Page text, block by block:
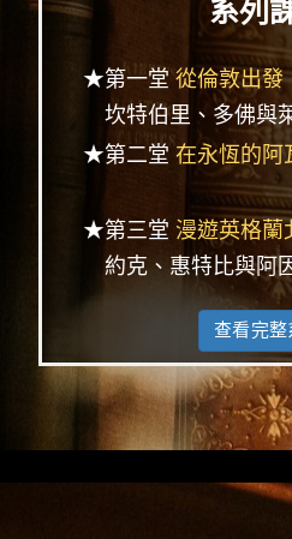
系列
★第一堂從倫敦出發
坎特伯里、多佛與
★第二堂 在永恆的阿
★第三堂 漫遊英格蘭
約克、惠特比與阿
查看完整